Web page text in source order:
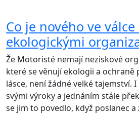
Co je nového ve
ekologickými
Že Motoristé nemají neziskové
které se věnují ekologii a ochraně
lásce, není žádné velké tajemství.
svými výroky a jednáním stále
se jim to povedlo, když poslanec